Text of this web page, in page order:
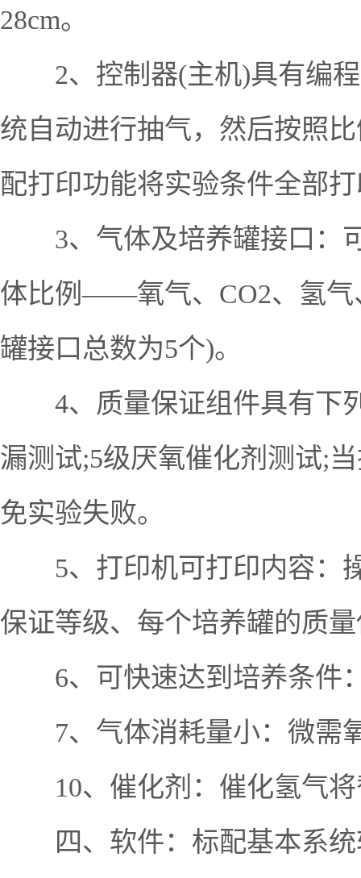
28cm。
2、控制器(主机)具有编程
统自动进行抽气，然后按照
配打印功能将实验条件全部
3、气体及培养罐接口：可
体比例——氧气、CO2、氢气
罐接口总数为5个)。
4、质量保证组件具有下列
漏测试;5级厌氧催化剂测试;
免实验失败。
5、打印机可打印内容：操
保证等级、每个培养罐的质
6、可快速达到培养条件：
7、气体消耗量小：微需氧
10、催化剂：催化氢气将
四、软件：标配基本系统